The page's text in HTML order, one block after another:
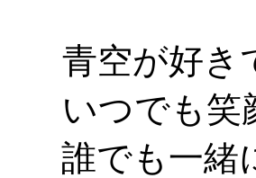
青空が好き
いつでも笑
誰でも一緒